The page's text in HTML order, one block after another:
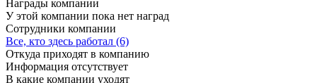
Награды компании
У этой компании пока нет наград
Сотрудники компании
Все, кто здесь работал (6)
Откуда приходят в компанию
Информация отсутствует
В какие компании уходят